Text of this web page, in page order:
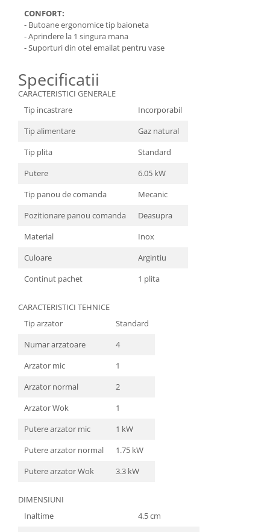
CONFORT:
- Butoane ergonomice tip baioneta
- Aprindere la 1 singura mana
- Suporturi din otel emailat pentru vase
Specificatii
CARACTERISTICI GENERALE
Tip incastrare
Incorporabil
Tip alimentare
Gaz natural
Tip plita
Standard
Putere
6.05 kW
Tip panou de comanda
Mecanic
Pozitionare panou comanda
Deasupra
Material
Inox
Culoare
Argintiu
Continut pachet
1 plita
CARACTERISTICI TEHNICE
Tip arzator
Standard
Numar arzatoare
4
Arzator mic
1
Arzator normal
2
Arzator Wok
1
Putere arzator mic
1 kW
Putere arzator normal
1.75 kW
Putere arzator Wok
3.3 kW
DIMENSIUNI
Inaltime
4.5 cm